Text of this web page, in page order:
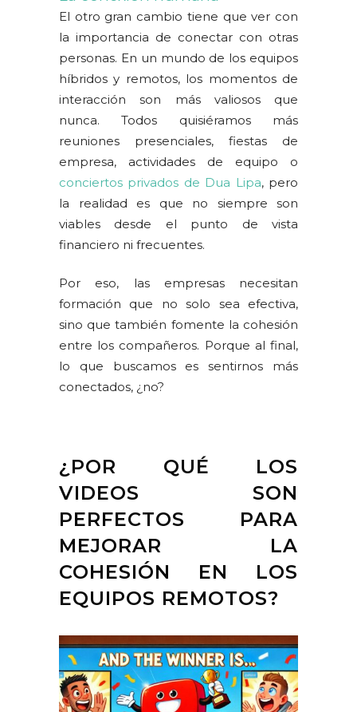
El otro gran cambio tiene que ver con
la importancia de conectar con otras
personas. En un mundo de los equipos
híbridos y remotos, los momentos de
interacción son más valiosos que
nunca. Todos quisiéramos más
reuniones presenciales, fiestas de
empresa, actividades de equipo o
conciertos privados de Dua Lipa, pero
la realidad es que no siempre son
viables desde el punto de vista
financiero ni frecuentes.
Por eso, las empresas necesitan
formación que no solo sea efectiva,
sino que también fomente la cohesión
entre los compañeros. Porque al final,
lo que buscamos es sentirnos más
conectados, ¿no?
¿POR QUÉ LOS
VIDEOS SON
PERFECTOS PARA
MEJORAR LA
COHESIÓN EN LOS
EQUIPOS REMOTOS?